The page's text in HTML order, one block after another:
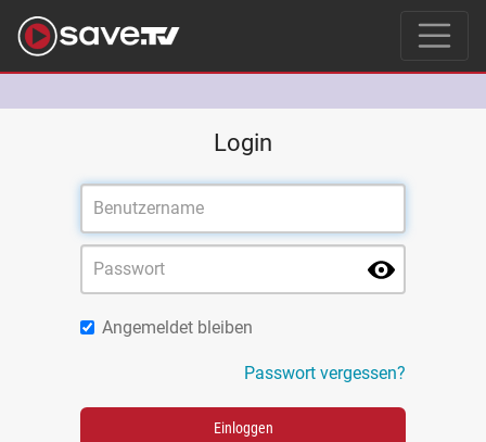
Login
Angemeldet bleiben
Passwort vergessen?
Einloggen